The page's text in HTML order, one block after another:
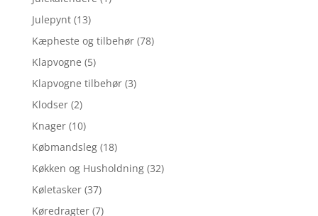
Julepynt (13)
Kæpheste og tilbehør (78)
Klapvogne (5)
Klapvogne tilbehør (3)
Klodser (2)
Knager (10)
Købmandsleg (18)
Køkken og Husholdning (32)
Køletasker (37)
Køredragter (7)